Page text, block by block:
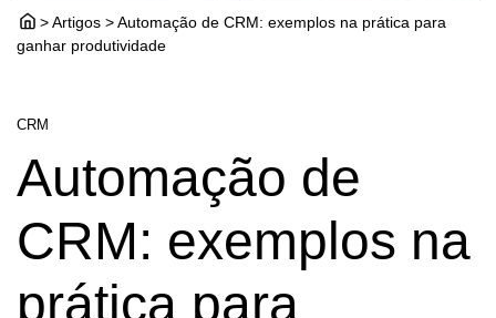
> Artigos > Automação de CRM: exemplos na prática para
ganhar produtividade
CRM
Automação de
CRM: exemplos na
prática para